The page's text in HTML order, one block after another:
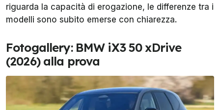
riguarda la capacità di erogazione, le differenze tra i
modelli sono subito emerse con chiarezza.
Fotogallery: BMW iX3 50 xDrive
(2026) alla prova